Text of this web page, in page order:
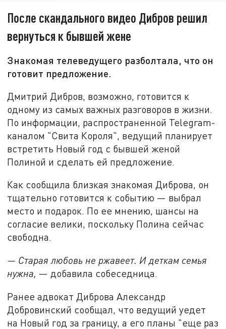
После скандального видео Дибров решил
вернуться к бывшей жене
Знакомая телеведущего разболтала, что он
готовит предложение.
Дмитрий Дибров, возможно, готовится к
одному из самых важных разговоров в жизни.
По информации, распространенной Telegram-
каналом "Свита Короля", ведущий планирует
встретить Новый год с бывшей женой
Полиной и сделать ей предложение.
Как сообщила близкая знакомая Диброва, он
тщательно готовится к событию — выбрал
место и подарок. По ее мнению, шансы на
согласие велики, поскольку Полина сейчас
свободна.
— Старая любовь не ржавеет. И деткам семья
нужна, — добавила собеседница.
Ранее адвокат Диброва Александр
Добровинский сообщал, что ведущий уедет
на Новый год за границу, а его планы "еще раз